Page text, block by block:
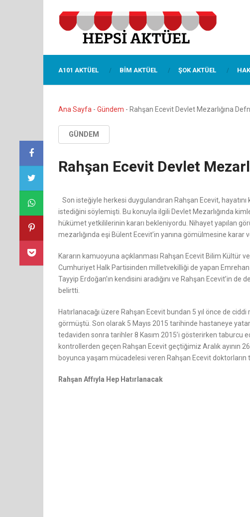
A101 AKTÜEL BIM AKTÜEL ŞOK AKTÜEL
Ana Sayfa - Gündem - Rahşan Ecevit Devlet Mezarlığına
GÜNDEM
Rahşan Ecevit Devlet
Son isteğiyle herkesi duygulandıran Rahşan Ecevit,
istediğini söylemişti. Bu konuyla ilgili Devlet Mezarlığında
hükümet yetkililerinin kararı bekleniyordu. Nihayet yapılan
mezarlığında eşi Bülent Ecevit’in yanına gömülmesine karar
Kararın kamuoyuna açıklanması Rahşan Ecevit Bilim Kültür
Cumhuriyet Halk Partisinden milletvekilliği de yapan Emrehan
Tayyip Erdoğan’ın kendisini aradığını ve Rahşan Ecevit’in
belirtti.
Hatırlanacağı üzere Rahşan Ecevit bundan 5 yıl önce de
görmüştü. Son olarak 5 Mayıs 2015 tarihinde hastaneye
tedaviden sonra tarihler 8 Kasım 2015’i gösterirken taburcu
kontrollerden geçen Rahşan Ecevit geçtiğimiz Aralık ayının
boyunca yaşam mücadelesi veren Rahşan Ecevit
Rahşan Affıyla Hep Hatırlanacak